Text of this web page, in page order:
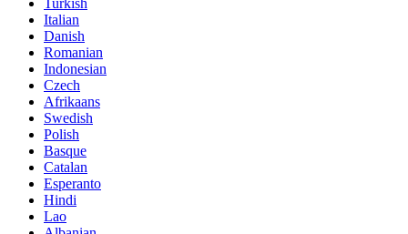
Turkish
Italian
Danish
Romanian
Indonesian
Czech
Afrikaans
Swedish
Polish
Basque
Catalan
Esperanto
Hindi
Lao